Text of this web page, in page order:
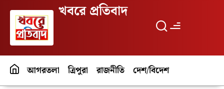
খবরে প্রতিবাদ
আগরতলা ত্রিপুরা রাজনীতি দেশ/বিদেশ